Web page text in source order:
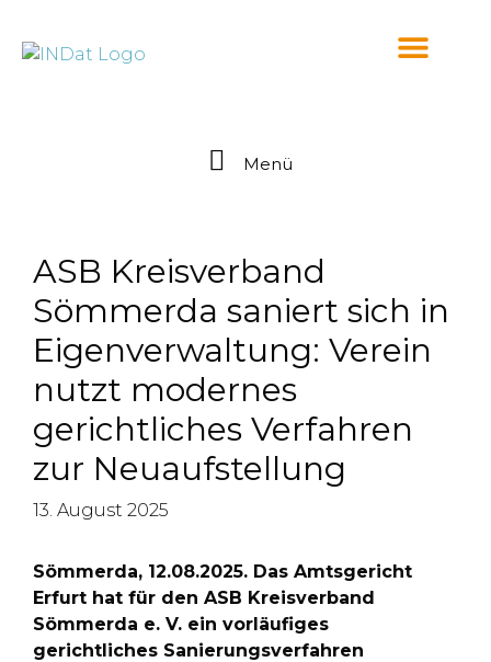
Menü
ASB Kreisverband
Sömmerda saniert sich in
Eigenverwaltung: Verein
nutzt modernes
gerichtliches Verfahren
zur Neuaufstellung
13. August 2025
Sömmerda, 12.08.2025. Das Amtsgericht
Erfurt hat für den ASB Kreisverband
Sömmerda e. V. ein vorläufiges
gerichtliches Sanierungsverfahren